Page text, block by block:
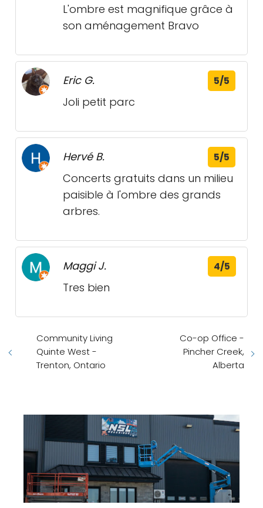
L'ombre est magnifique grâce à
son aménagement Bravo
Eric G. 5/5
Joli petit parc
Hervé B. 5/5
Concerts gratuits dans un milieu
paisible à l'ombre des grands
arbres.
Maggi J. 4/5
Tres bien
Community Living
Quinte West -
Trenton, Ontario
Co-op Office -
Pincher Creek,
Alberta